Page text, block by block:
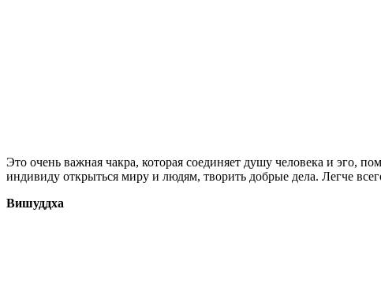
Это очень важная чакра, которая соединяет душу человека и эго,
индивиду открыться миру и людям, творить добрые дела. Легче
Вишуддха